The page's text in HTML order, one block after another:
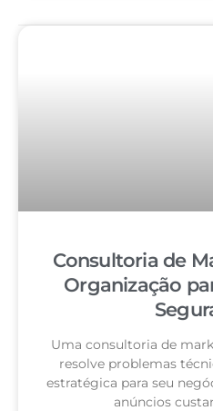
Consultoria de
Organização
Uma consultoria de
resolve problemas
estratégica para seu
anúncios